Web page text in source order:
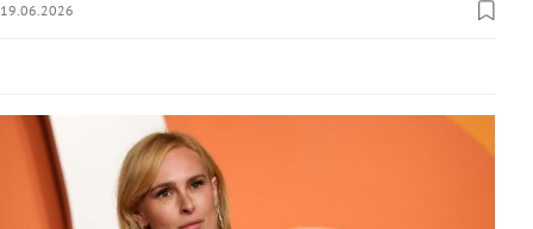
Untermenü
Untermenü
19.06.2026